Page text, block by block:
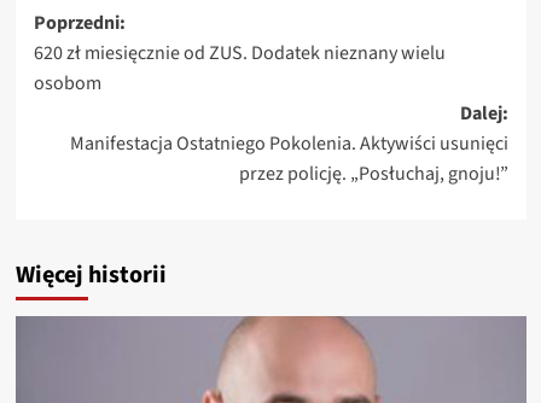
Zobacz
wpisy
Poprzedni:
620 zł miesięcznie od ZUS. Dodatek nieznany wielu
osobom
Dalej:
Manifestacja Ostatniego Pokolenia. Aktywiści usunięci
przez policję. „Posłuchaj, gnoju!”
Więcej historii